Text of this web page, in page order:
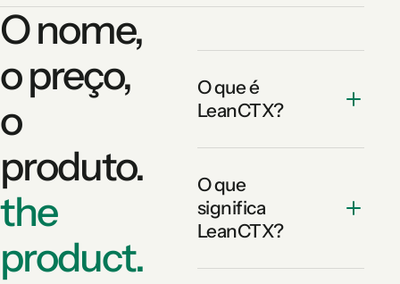
O nome,
o preço,
o
produto.
the
product.
O que é
LeanCTX?
O que
significa
LeanCTX?